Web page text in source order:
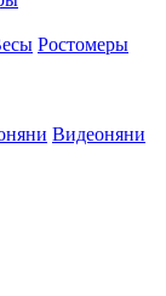
Ростомеры
Видеоняни